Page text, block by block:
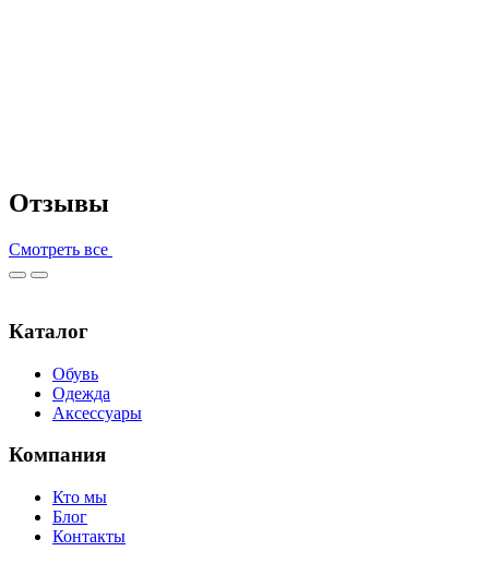
Отзывы
Смотреть все
Каталог
Обувь
Одежда
Аксессуары
Компания
Кто мы
Блог
Контакты